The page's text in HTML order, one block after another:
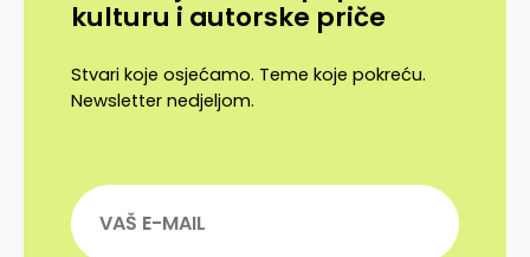
kulturu i autorske priče
Stvari koje osjećamo. Teme koje pokreću.
Newsletter nedjeljom.